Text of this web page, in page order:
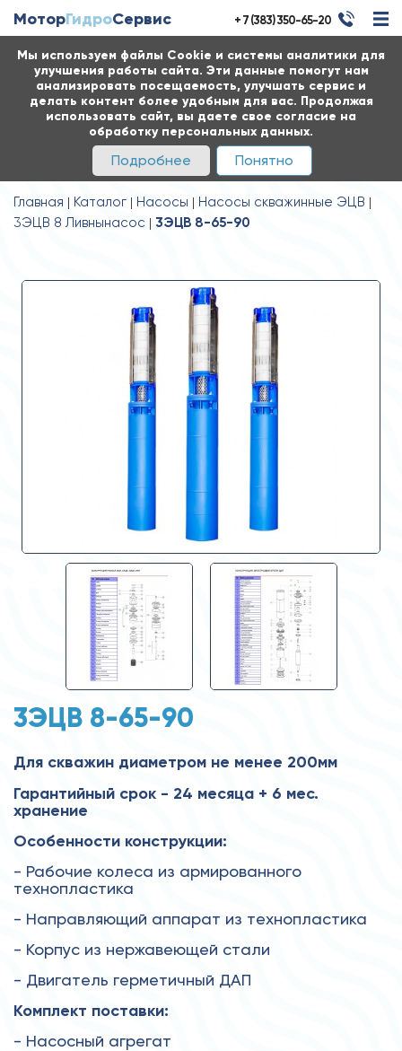
Мы используем файлы Cookie и системы аналитики для
улучшения работы сайта. Эти данные помогут нам
анализировать посещаемость, улучшать сервис и
делать контент более удобным для вас. Продолжая
использовать сайт, вы даете свое согласие на
обработку персональных данных.
Подробнее Понятно
МоторГидроСервис + 7 (383) 350-65-20
Главная Каталог Насосы
Насосы скважинные ЭЦВ
3ЭЦВ 8 Ливнынасос
3ЭЦВ 8-65-90
3ЭЦВ 8-65-90
Для скважин диаметром не менее 200мм
Гарантийный срок - 24 месяца + 6 мес.
хранение
Особенности конструкции:
- Рабочие колеса из армированного
технопластика
- Направляющий аппарат из технопластика
- Корпус из нержавеющей стали
- Двигатель герметичный ДАП
Комплект поставки:
- Насосный агрегат